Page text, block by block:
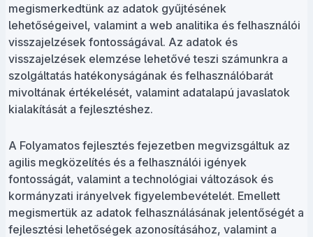
megismerkedtünk az adatok gyűjtésének
lehetőségeivel, valamint a web analitika és felhasználói
visszajelzések fontosságával. Az adatok és
visszajelzések elemzése lehetővé teszi számunkra a
szolgáltatás hatékonyságának és felhasználóbarát
mivoltának értékelését, valamint adatalapú javaslatok
kialakítását a fejlesztéshez.
A Folyamatos fejlesztés fejezetben megvizsgáltuk az
agilis megközelítés és a felhasználói igények
fontosságát, valamint a technológiai változások és
kormányzati irányelvek figyelembevételét. Emellett
megismertük az adatok felhasználásának jelentőségét a
fejlesztési lehetőségek azonosításához, valamint a